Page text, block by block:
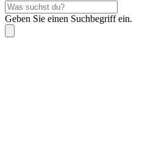
Geben Sie einen Suchbegriff ein.